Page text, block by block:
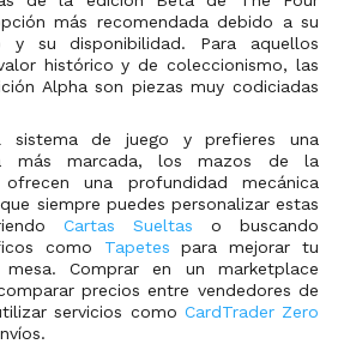
más recomendada debido a su
y su disponibilidad. Para aquellos
histórico y de coleccionismo, las
Alpha son piezas muy codiciadas
sistema de juego y prefieres una
más marcada, los mazos de la
una profundidad mecánica
siempre puedes personalizar estas
Cartas Sueltas o buscando
como Tapetes para mejorar tu
Comprar en un marketplace
precios entre vendedores de
servicios como CardTrader Zero